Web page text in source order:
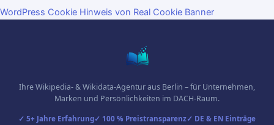
WordPress Cookie Hinweis von Real Cookie Banner
Ihre Wikipedia- & Wikidata-Agentur aus Berlin – für Unternehmen,
Marken und Persönlichkeiten im DACH-Raum.
✓ 5+ Jahre Erfahrung✓ 100 % Preistransparenz✓ DE & EN Einträge